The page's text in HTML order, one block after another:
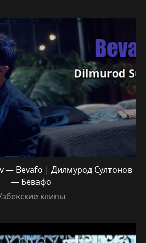
— Bevafo | Дилмурод Султонов
— Бевафо
клипы